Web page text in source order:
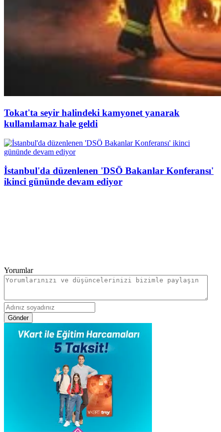
Tokat'ta seyir halindeki kamyonet yanarak
kullanılamaz hale geldi
İstanbul'da düzenlenen 'DSÖ Bakanlar Konferansı'
ikinci gününde devam ediyor
Yorumlar
Gönder